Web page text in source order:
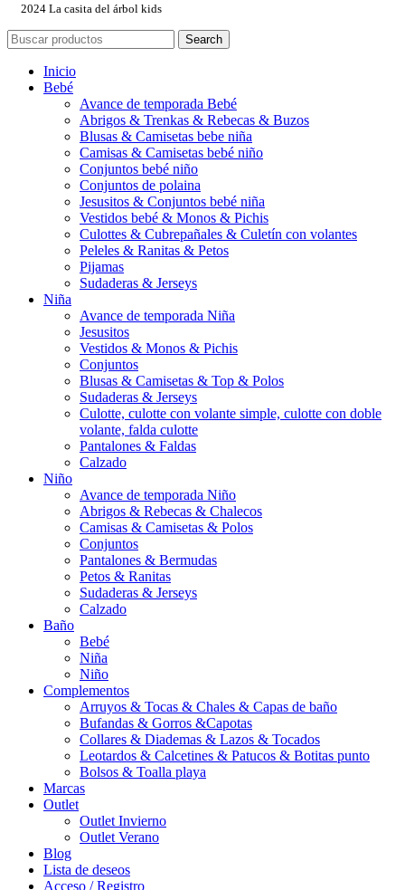
2024 La casita del árbol kids
Search
Inicio
Bebé
Avance de temporada Bebé
Abrigos & Trenkas & Rebecas & Buzos
Blusas & Camisetas bebe niña
Camisas & Camisetas bebé niño
Conjuntos bebé niño
Conjuntos de polaina
Jesusitos & Conjuntos bebé niña
Vestidos bebé & Monos & Pichis
Culottes & Cubrepañales & Culetín con volantes
Peleles & Ranitas & Petos
Pijamas
Sudaderas & Jerseys
Niña
Avance de temporada Niña
Jesusitos
Vestidos & Monos & Pichis
Conjuntos
Blusas & Camisetas & Top & Polos
Sudaderas & Jerseys
Culotte, culotte con volante simple, culotte con doble
volante, falda culotte
Pantalones & Faldas
Calzado
Niño
Avance de temporada Niño
Abrigos & Rebecas & Chalecos
Camisas & Camisetas & Polos
Conjuntos
Pantalones & Bermudas
Petos & Ranitas
Sudaderas & Jerseys
Calzado
Baño
Bebé
Niña
Niño
Complementos
Arruyos & Tocas & Chales & Capas de baño
Bufandas & Gorros &Capotas
Collares & Diademas & Lazos & Tocados
Leotardos & Calcetines & Patucos & Botitas punto
Bolsos & Toalla playa
Marcas
Outlet
Outlet Invierno
Outlet Verano
Blog
Lista de deseos
Acceso / Registro